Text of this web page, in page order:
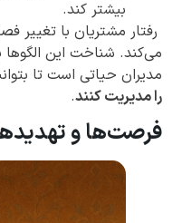
بیشتر کند.
رفتار مشتریان با تغییر
می‌کند. شناخت این الگوها
مدیران حیاتی است تا
را مدیریت کنند.
فرصت‌ها و